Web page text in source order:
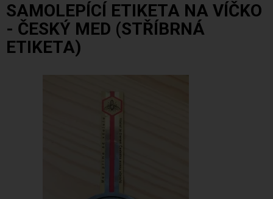
SAMOLEPÍCÍ ETIKETA NA VÍČKO
- ČESKÝ MED (STŘÍBRNÁ
ETIKETA)